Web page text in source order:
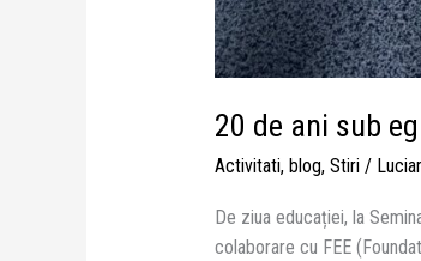
20 de ani sub
Activitati, blog, Stiri/
De ziua educației, la
colaborare cu FEE